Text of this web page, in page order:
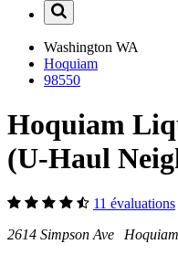
Washington WA
Hoquiam
98550
Hoquiam
(U-Haul
11 évaluations
2614 Simpson Ave